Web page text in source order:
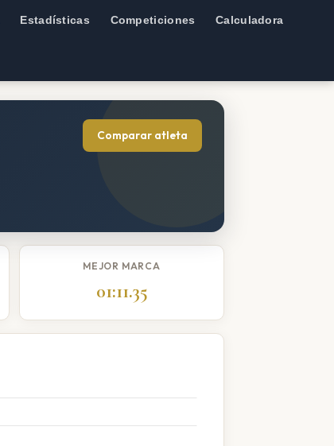
Estadísticas Competiciones Calculadora
Comparar atleta
MEJOR MARCA
01:11.35